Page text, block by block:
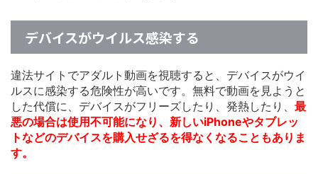
デバイスがウイルス感染する
違法サイトでアダルト動画を視聴すると、デバイスがウイ
ルスに感染する危険性が高いです。無料で動画を見ようと
した代償に、デバイスがフリーズしたり、発熱したり、 最
悪の場合は使用不可能になり、新しいiPhoneやタブレッ
トなどのデバイスを購入せざるを得なくなることもありま
す。